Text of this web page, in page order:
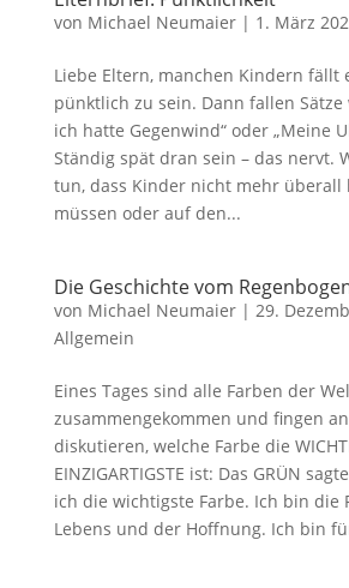
von Michael Neumaier| 1. März
Liebe Eltern, manchen Kindern fällt
pünktlich zu sein. Dann fallen Sätze
ich hatte Gegenwind“ oder „Meine
Ständig spät dran sein – das nervt.
tun, dass Kinder nicht mehr überall
müssen oder auf den...
Die Geschichte vom
von Michael Neumaier| 29.
Allgemein
Eines Tages sind alle Farben der
zusammengekommen und fingen
diskutieren, welche Farbe die
EINZIGARTIGSTE ist: Das GRÜN
ich die wichtigste Farbe. Ich bin die
Lebens und der Hoffnung. Ich bin